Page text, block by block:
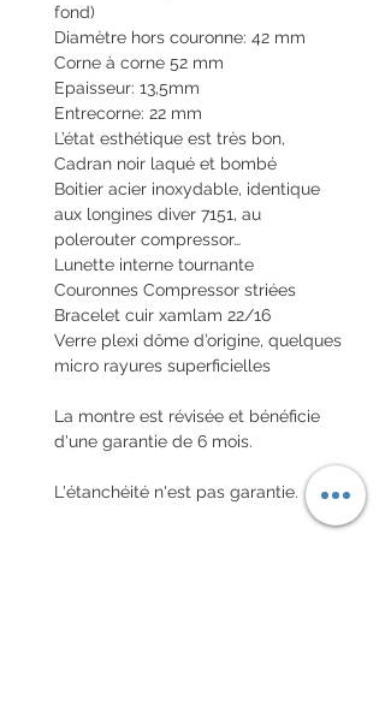
fond)
Diamètre hors couronne: 42 mm
Corne à corne 52 mm
Epaisseur: 13,5mm
Entrecorne: 22 mm
L’état esthétique est très bon,
Cadran noir laqué et bombé
Boitier acier inoxydable, identique
aux longines diver 7151, au
polerouter compressor…
Lunette interne tournante
Couronnes Compressor striées
Bracelet cuir xamlam 22/16
Verre plexi dôme d’origine, quelques
micro rayures superficielles
La montre est révisée et bénéficie
d'une garantie de 6 mois.
L'étanchéité n'est pas garantie.